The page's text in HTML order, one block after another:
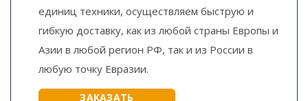
единиц техники, осуществляем быструю и
гибкую доставку, как из любой страны Европы и
Азии в любой регион РФ, так и из России в
любую точку Евразии.
ЗАКАЗАТЬ